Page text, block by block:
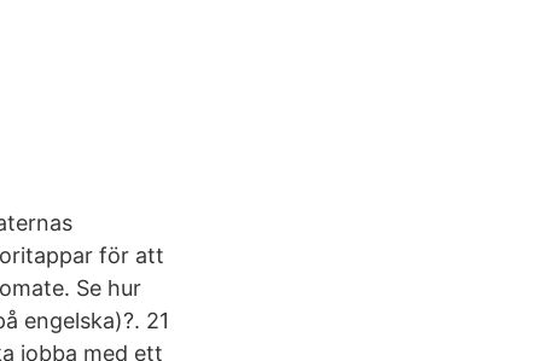
för att
Se hur
engelska)?. 21
jobba med ett